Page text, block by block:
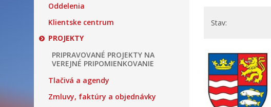
Oddelenia
Klientske centrum
PROJEKTY
PRIPRAVOVANÉ PROJEKTY NA
VEREJNÉ PRIPOMIENKOVANIE
Tlačivá a agendy
Zmluvy, faktúry a objednávky
Stav